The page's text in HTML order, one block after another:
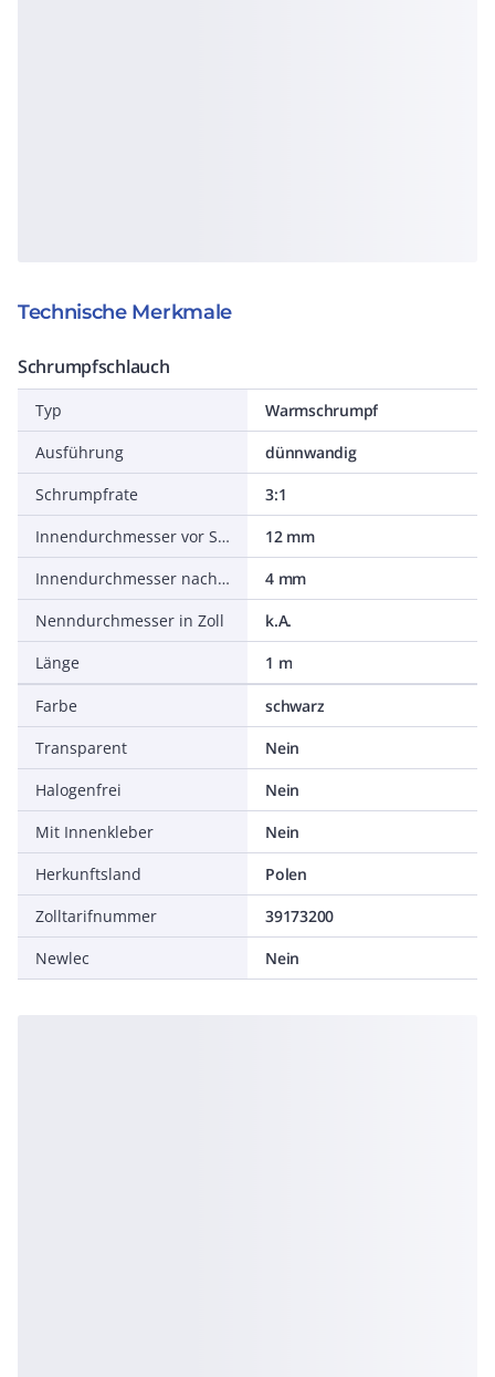
Technische Merkmale
Schrumpfschlauch
Typ
Warmschrumpf
Ausführung
dünnwandig
Schrumpfrate
3:1
Innendurchmesser vor Schrumpf
12 mm
Innendurchmesser nach Schrumpf
4 mm
Nenndurchmesser in Zoll
k.A.
Länge
1 m
Farbe
schwarz
Transparent
Nein
Halogenfrei
Nein
Mit Innenkleber
Nein
Herkunftsland
Polen
Zolltarifnummer
39173200
Newlec
Nein